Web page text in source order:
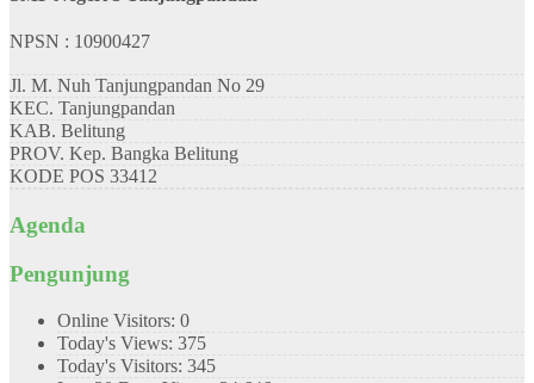
NPSN : 10900427
Jl. M. Nuh Tanjungpandan No 29
KEC. Tanjungpandan
KAB. Belitung
PROV. Kep. Bangka Belitung
KODE POS 33412
Agenda
Pengunjung
Online Visitors: 0
Today's Views: 375
Today's Visitors: 345